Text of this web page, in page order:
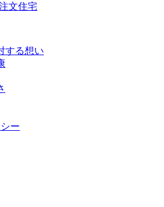
文住宅
する想い
ー